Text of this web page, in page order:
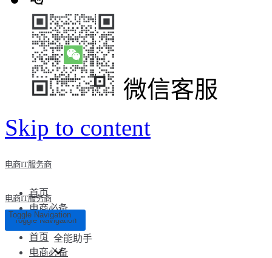
微信客服
Skip to content
电商IT服务商
首页
电商必备
全能助手
电商IT服务商
Toggle Navigation
Toggle Navigation
首页
电商必备